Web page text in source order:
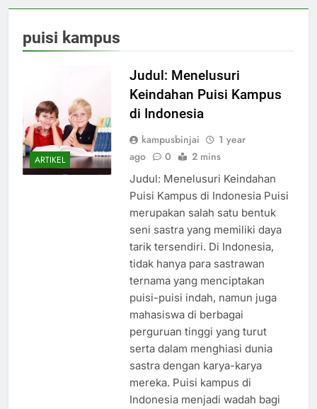
puisi kampus
ARTIKEL
Judul: Menelusuri
Keindahan Puisi Kampus
di Indonesia
kampusbinjai
1 year
ago
0 2 mins
Judul: Menelusuri Keindahan
Puisi Kampus di Indonesia Puisi
merupakan salah satu bentuk
seni sastra yang memiliki daya
tarik tersendiri. Di Indonesia,
tidak hanya para sastrawan
ternama yang menciptakan
puisi-puisi indah, namun juga
mahasiswa di berbagai
perguruan tinggi yang turut
serta dalam menghiasi dunia
sastra dengan karya-karya
mereka. Puisi kampus di
Indonesia menjadi wadah bagi